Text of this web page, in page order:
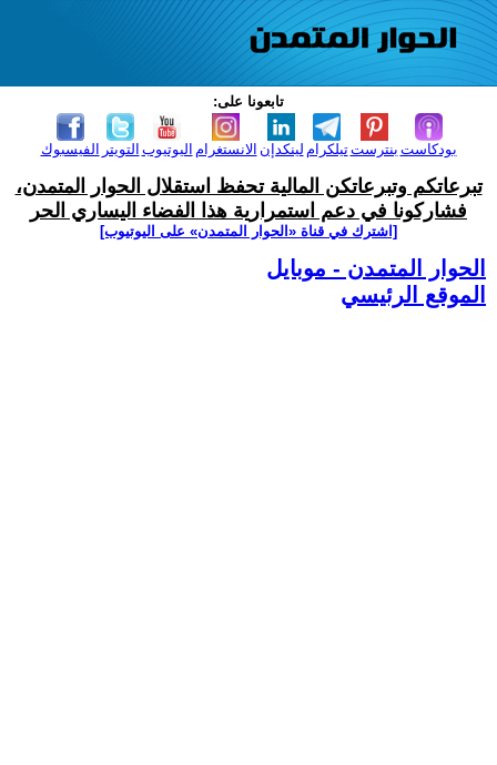
تابعونا على:
الفيسبوك التويتر اليوتيوب الانستغرام لينكدإن تيلكرامبنترست بودكاست
تبرعاتكم وتبرعاتكن المالية تحفظ استقلال الحوار المتمدن،
فشاركونا في دعم استمرارية هذا الفضاء اليساري الحر
[اشترك في قناة ‫«الحوار المتمدن» على اليوتيوب]
الحوار المتمدن - موبايل
الموقع الرئيسي